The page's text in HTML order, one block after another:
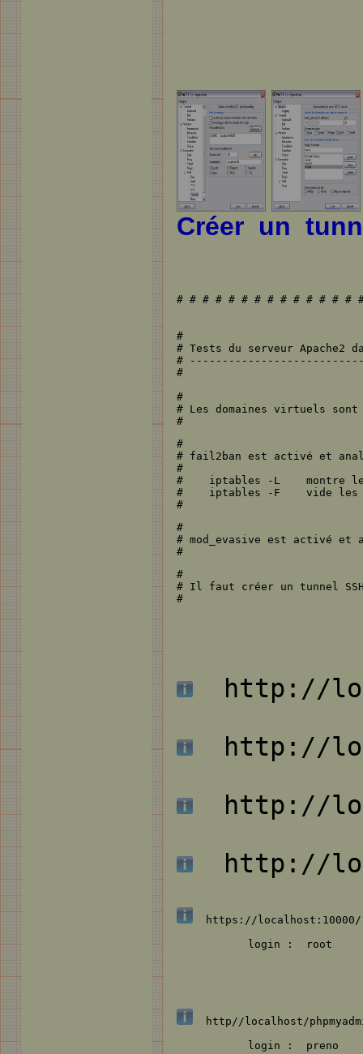
Créer un
# # # # # # # # # # # # # #
#
# Tests du serveur Apache2
#
#
#
# Les domaines virtuels
#
#
# fail2ban est activé et
#
#    iptables -L    montre
#    iptables -F    vide les
#
#
# mod_evasive est activé et
#
#
# Il faut créer un tunnel
#
http://
http://
http://
http://
https://localhost:10000/
login : root
http//localhost/
login : preno